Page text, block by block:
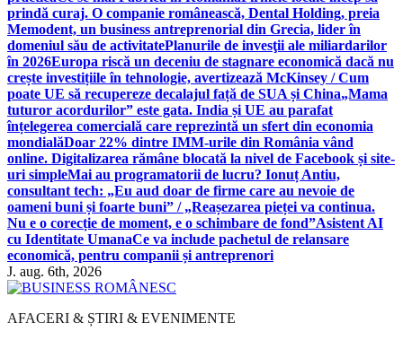
prindă curaj. O companie românească, Dental Holding, preia
Memodent, un business antreprenorial din Grecia, lider în
domeniul său de activitatePlanurile de invesţii ale miliardarilor
în 2026Europa riscă un deceniu de stagnare economică dacă nu
crește investițiile în tehnologie, avertizează McKinsey / Cum
poate UE să recupereze decalajul față de SUA și China„Mama
tuturor acordurilor” este gata. India și UE au parafat
înțelegerea comercială care reprezintă un sfert din economia
mondialăDoar 22% dintre IMM-urile din România vând
online. Digitalizarea rămâne blocată la nivel de Facebook și site-
uri simpleMai au programatorii de lucru? Ionuț Antiu,
consultant tech: „Eu aud doar de firme care au nevoie de
oameni buni și foarte buni” / „Reașezarea pieței va continua.
Nu e o corecție de moment, e o schimbare de fond”Asistent AI
cu Identitate UmanaCe va include pachetul de relansare
economică, pentru companii și antreprenori
J. aug. 6th, 2026
AFACERI & ȘTIRI & EVENIMENTE